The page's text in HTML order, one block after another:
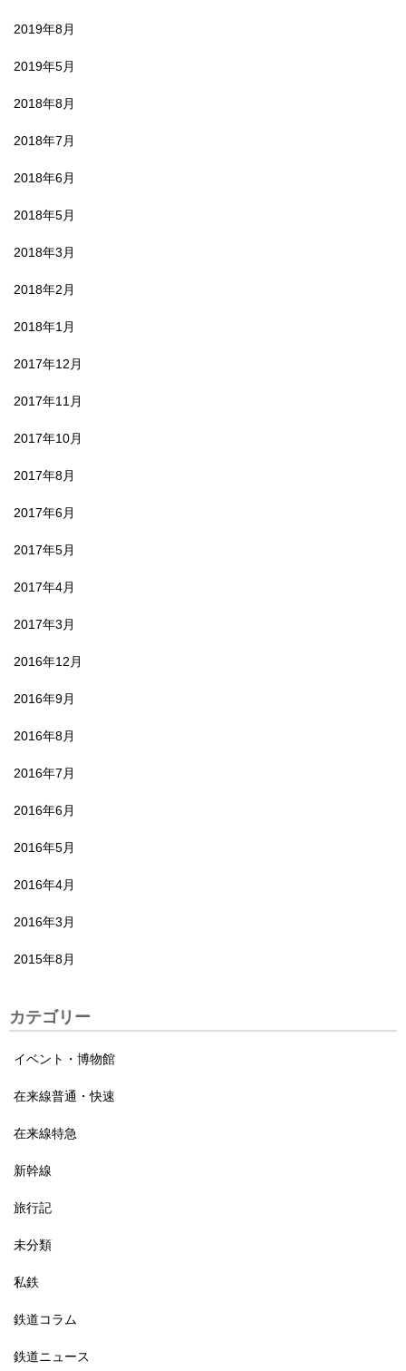
2019年8月
2019年5月
2018年8月
2018年7月
2018年6月
2018年5月
2018年3月
2018年2月
2018年1月
2017年12月
2017年11月
2017年10月
2017年8月
2017年6月
2017年5月
2017年4月
2017年3月
2016年12月
2016年9月
2016年8月
2016年7月
2016年6月
2016年5月
2016年4月
2016年3月
2015年8月
カテゴリー
イベント・博物館
在来線普通・快速
在来線特急
新幹線
旅行記
未分類
私鉄
鉄道コラム
鉄道ニュース